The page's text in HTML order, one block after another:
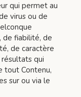
qui permet au
virus ou de
de fiabilité, de
de caractère
qui
tout Contenu,
sur ou via le